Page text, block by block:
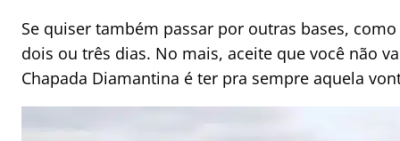
Se quiser também passar por outras bases,
dois ou três dias. No mais, aceite que você não
Chapada Diamantina é ter pra sempre aquela